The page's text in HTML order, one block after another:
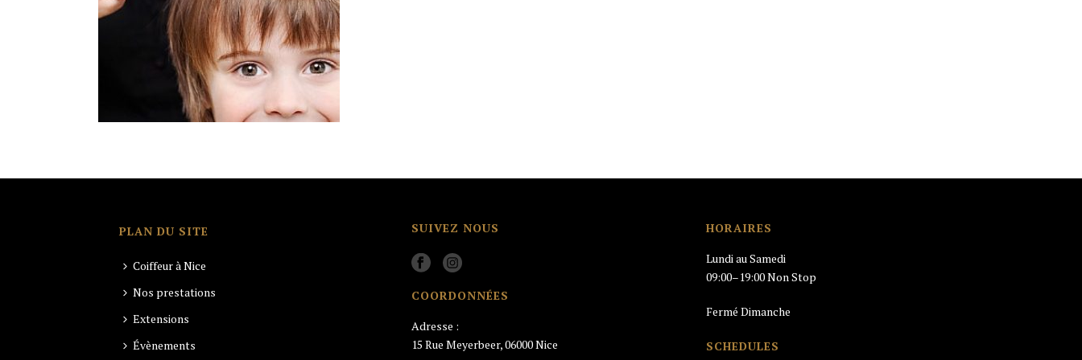
PLAN DU SITE
Coiffeur à Nice
Nos prestations
Extensions
Évènements
SUIVEZ NOUS
COORDONNÉES
Adresse :
15 Rue Meyerbeer, 06000 Nice
HORAIRES
Lundi au Samedi
09:00–19:00 Non Stop
Fermé Dimanche
SCHEDULES